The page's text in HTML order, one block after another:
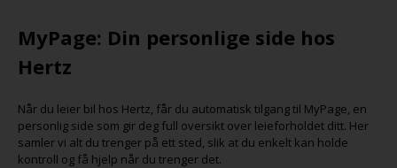
MyPage: Din personlige side hos
Hertz
Når du leier bil hos Hertz, får du automatisk tilgang til MyPage, en
personlig side som gir deg full oversikt over leieforholdet ditt. Her
samler vi alt du trenger på ett sted, slik at du enkelt kan holde
kontroll og få hjelp når du trenger det.